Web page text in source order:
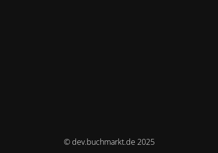
© dev.buchmarkt.de 2025